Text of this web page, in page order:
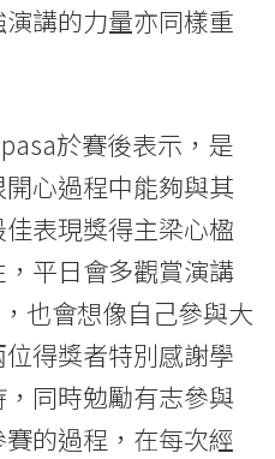
講的力量亦同樣重
於賽後表示，是
心過程中能夠與其
表現獎得主梁心楹
平日會多觀賞演講
也會想像自己參與大
得獎者特別感謝學
同時勉勵有志參與
的過程，在每次經